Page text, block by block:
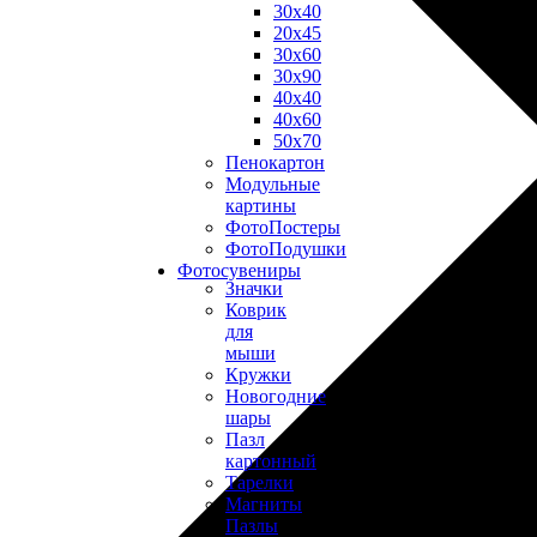
30х40
20х45
30х60
30х90
40х40
40х60
50х70
Пенокартон
Модульные
картины
ФотоПостеры
ФотоПодушки
Фотоcувениры
Значки
Коврик
для
мыши
Кружки
Новогодние
шары
Пазл
картонный
Тарелки
Магниты
Пазлы